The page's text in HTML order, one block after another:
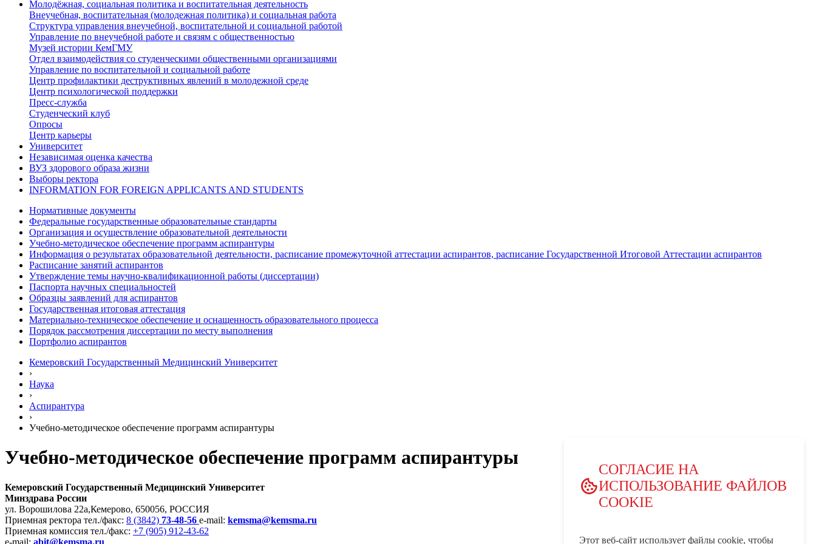
Молодёжная, социальная политика и воспитательная деятельность
Внеучебная, воспитательная (молодежная политика) и социальная работа
Структура управления внеучебной, воспитательной и социальной работой
Управление по внеучебной работе и связям с общественностью
Музей истории КемГМУ
Отдел взаимодействия со студенческими общественными организациями
Управление по воспитательной и социальной работе
Центр профилактики деструктивных явлений в молодежной среде
Центр психологической поддержки
Пресс-служба
Студенческий клуб
Опросы
Центр карьеры
Университет
Независимая оценка качества
ВУЗ здорового образа жизни
Выборы ректора
INFORMATION FOR FOREIGN APPLICANTS AND STUDENTS
Нормативные документы
Федеральные государственные образовательные стандарты
Организация и осуществление образовательной деятельности
Учебно-методическое обеспечение программ аспирантуры
Информация о результатах образовательной деятельности, расписание промежуточной аттестации аспирантов, расписание Государственной Итоговой Аттестации аспирантов
Расписание занятий аспирантов
Утверждение темы научно-квалификационной работы (диссертации)
Паспорта научных специальностей
Образцы заявлений для аспирантов
Государственная итоговая аттестация
Материально-техническое обеспечение и оснащенность образовательного процесса
Порядок рассмотрения диссертации по месту выполнения
Портфолио аспирантов
Кемеровский Государственный Медицинский Университет
›
Наука
›
Аспирантура
›
Учебно-методическое обеспечение программ аспирантуры
Учебно-методическое обеспечение программ аспирантуры
Кемеровский Государственный Медицинский Университет
Минздрава России
ул. Ворошилова 22а,Кемерово, 650056, РОССИЯ
Приемная ректора тел./факс: 8 (3842) 73-48-56 e-mail: kemsma@kemsma.ru
Приемная комиссия тел./факс: +7 (905) 912-43-62
e-mail: abit@kemsma.ru
СОГЛАСИЕ НА
ИСПОЛЬЗОВАНИЕ ФАЙЛОВ
COOKIE
Этот веб-сайт использует файлы cookie, чтобы